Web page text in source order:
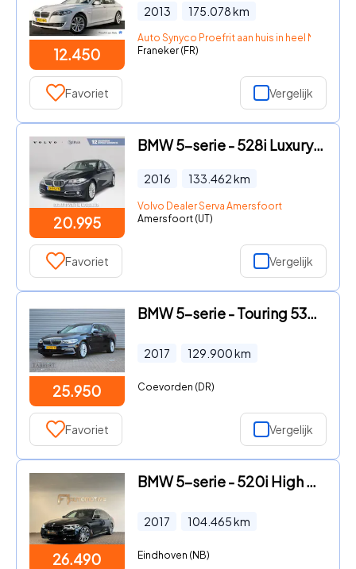
12.450
2013 175.078km
Auto Synyco Proefrit aan huis in heel
Franeker (FR)
Favoriet Vergelijk
20.995
BMW 5-serie - 528i Luxury Edition | Panoramadak | Parkeercamera | Stoelver
2016 133.462km
Volvo Dealer Serva Amersfoort
Amersfoort (UT)
Favoriet Vergelijk
25.950
BMW 5-serie - Touring 530i High Executive Luxury Line Trekhaak
2017 129.900km
Coevorden (DR)
Favoriet Vergelijk
26.490
BMW 5-serie - 520i High Executive M Sport Pano|Memory|Sfeer
2017 104.465km
Eindhoven (NB)